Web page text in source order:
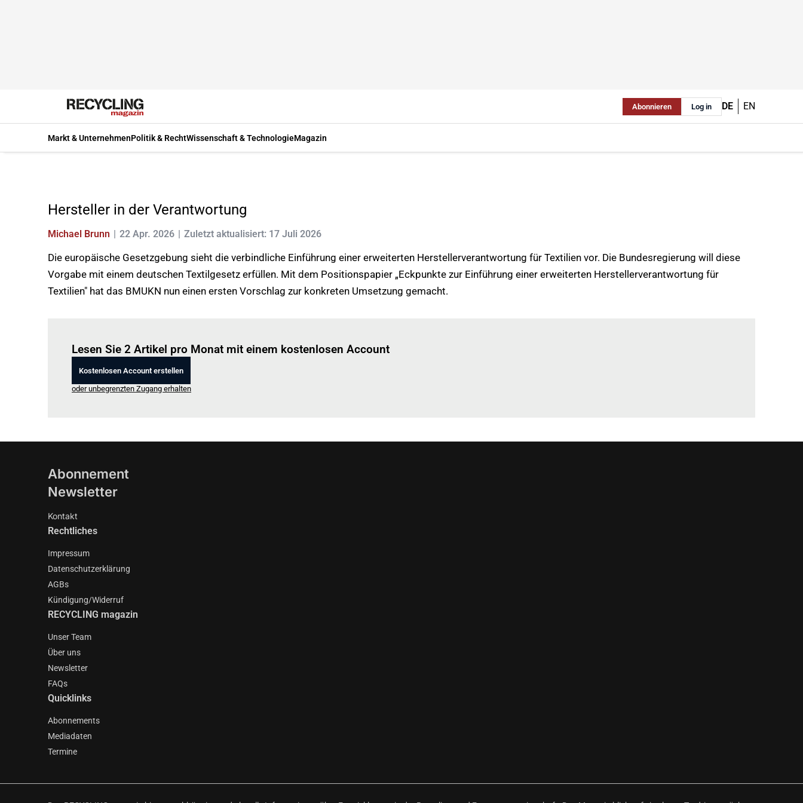
Abonnieren Log in DE EN
Markt & UnternehmenPolitik & RechtWissenschaft & TechnologieMagazin
Hersteller in der Verantwortung
Michael Brunn 22 Apr. 2026 Zuletzt aktualisiert: 17 Juli 2026
Die europäische Gesetzgebung sieht die verbindliche Einführung einer erweiterten Herstellerverantwortung für Textilien vor. Die Bundesregierung will diese
Vorgabe mit einem deutschen Textilgesetz erfüllen. Mit dem Positionspapier „Eckpunkte zur Einführung einer erweiterten Herstellerverantwortung für
Textilien" hat das BMUKN nun einen ersten Vorschlag zur konkreten Umsetzung gemacht.
Lesen Sie 2 Artikel pro Monat mit einem kostenlosen Account
Kostenlosen Account erstellen
oder unbegrenzten Zugang erhalten
Abonnement
Newsletter
Kontakt
Rechtliches
Impressum
Datenschutzerklärung
AGBs
Kündigung/Widerruf
RECYCLING magazin
Unser Team
Über uns
Newsletter
FAQs
Quicklinks
Abonnements
Mediadaten
Termine